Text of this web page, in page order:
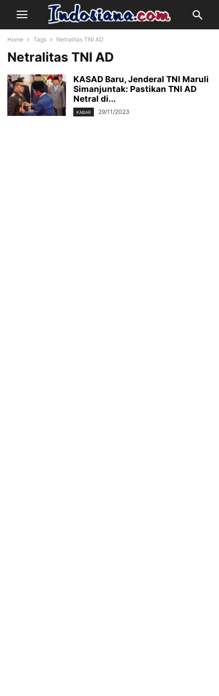
Home Tags Netralitas TNI AD
Netralitas TNI AD
KASAD Baru, Jenderal TNI Maruli
Simanjuntak: Pastikan TNI AD
Netral di...
KABAR 29/11/2023